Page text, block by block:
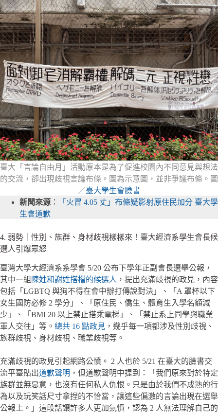
臺大「言論自由月」活動原本是為了促進校園內不同意見與想法
的交流，卻出現歧視言論布條。圖為示意圖，並非爭議布條。圖
／臺大學生會臉書
新聞來源 ：
「火冒 4.05 丈」布條疑影射原住民加分 臺大學
生會道歉
4. 弱勢｜性別、族群、身材歧視樣樣來！臺大經濟系學生會長候
選人引爆眾怒
臺灣大學大經濟系系學會 5/20 公布下學年正副會長選舉公報，
其中一組 陳姓和謝姓搭檔的候選人 ，提出充滿歧視的政見，內容
包括「LGBTQ 與狗不得在會中辦打傳說對決」、「A 罩杯以下
女生國防必修 2 學分」、「原住民、僑生、體育生入學名額減
少」、「BMI 20 以上禁止搭乘電梯」、「禁止系上同學與職業
軍人交往」等。 總共 16 點政見 ，幾乎每一項都涉及性別歧視、
族群歧視、身材歧視、職業歧視等。
充滿歧視的政見引起網路公憤。 2 人也於 5/21 在臺大的臉書交
流平臺貼出道歉聲明 ，但道歉聲明中提到：「我們原來對於特定
族群並無惡意，也沒有任何私人仇恨。只是由於我們不成熟的行
為以及玩笑話尺寸拿捏的不恰當，讓這些偏激的言論出現在選舉
公報上。」這段話讓許多人更加氣憤，認為 2 人無法理解自己的